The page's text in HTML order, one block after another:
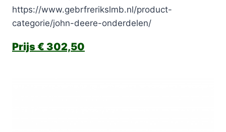
https://www.gebrfrerikslmb.nl/product-
categorie/john-deere-onderdelen/
€ 302,50